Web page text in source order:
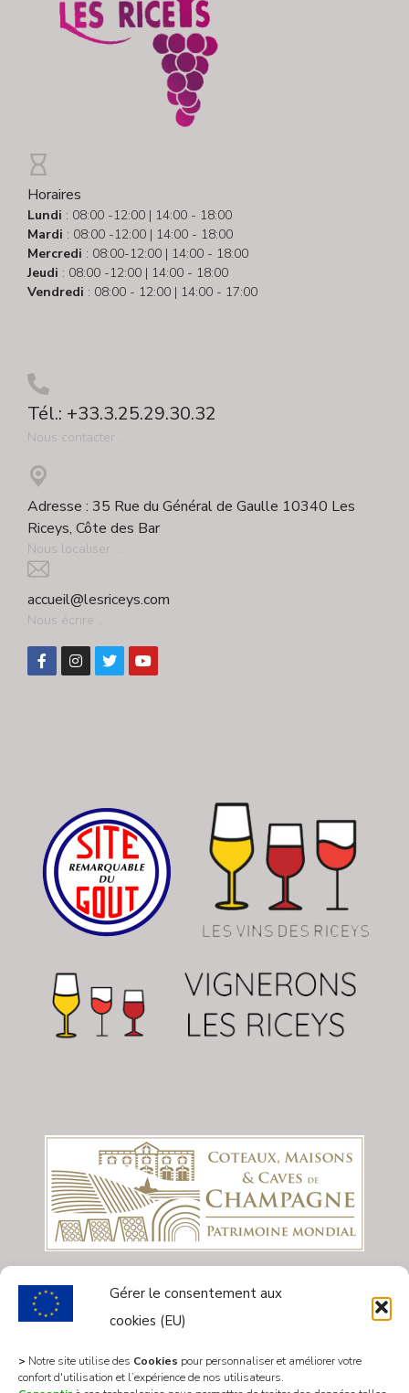
Gérer le consentement aux
cookies (EU)
> Notre site utilise des Cookies pour personnaliser et améliorer votre
confort d'utilisation et l’expérience de nos utilisateurs.
Horaires
Lundi : 08:00 -12:00 | 14:00 - 18:00
Mardi : 08:00 -12:00 | 14:00 - 18:00
Mercredi : 08:00-12:00 | 14:00 - 18:00
Jeudi : 08:00 -12:00 | 14:00 - 18:00
Vendredi : 08:00 - 12:00 | 14:00 - 17:00
Tél.: +33.3.25.29.30.32
Nous contacter ...
Adresse : 35 Rue du Général de Gaulle 10340 Les
Riceys, Côte des Bar
Nous localiser ...
accueil@lesriceys.com
Nous écrire ...